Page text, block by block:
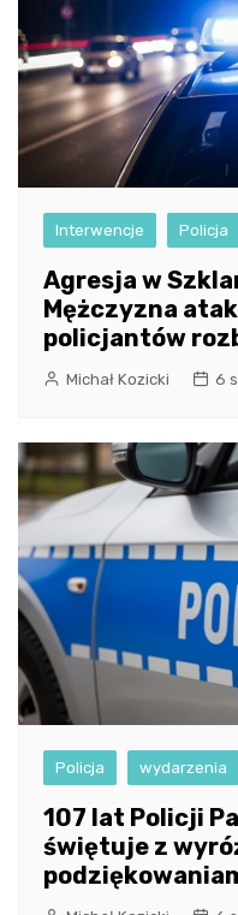
Interwencje Policja
Agresja w
Mężczyzna
policjantów
Michał Kozicki 6
Policja wydarzenia
107 lat Policji
świętuje z